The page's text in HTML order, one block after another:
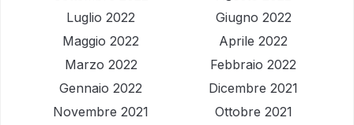
Luglio 2022
Giugno 2022
Maggio 2022
Aprile 2022
Marzo 2022
Febbraio 2022
Gennaio 2022
Dicembre 2021
Novembre 2021
Ottobre 2021